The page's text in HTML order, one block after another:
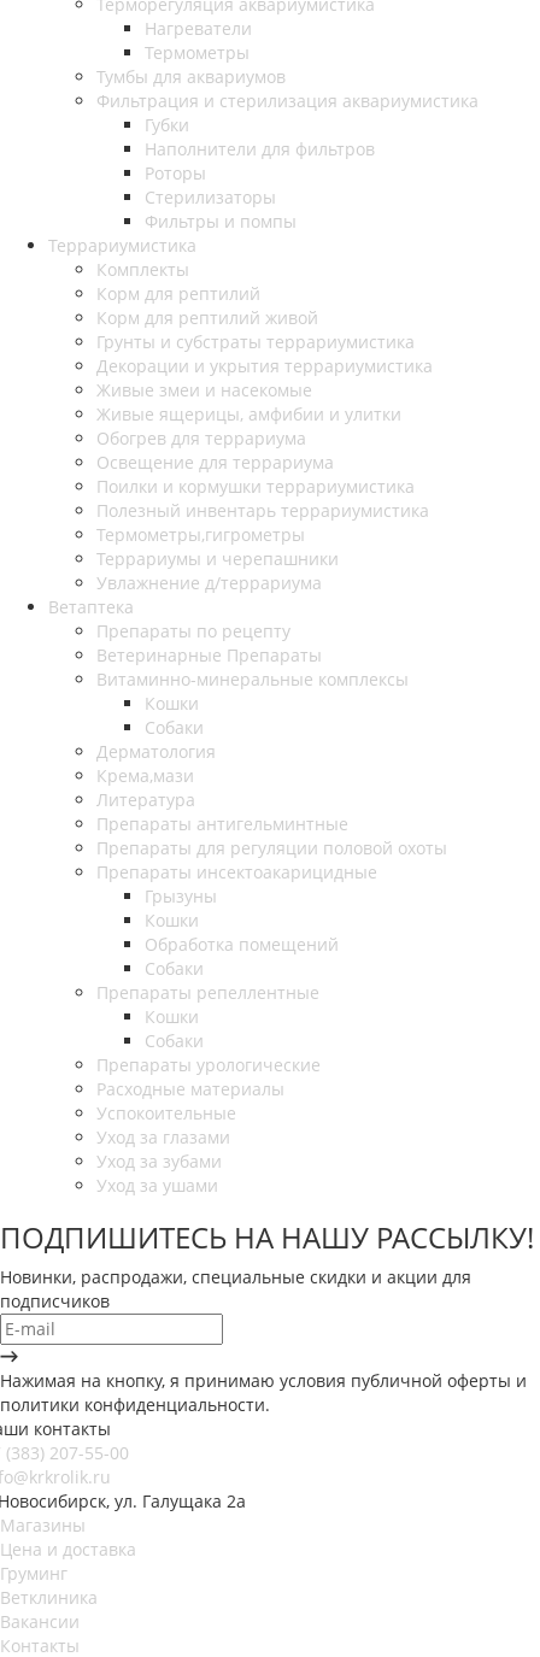
Нагреватели
Термометры
Тумбы для аквариумов
Фильтрация и стерилизация аквариумистика
Губки
Наполнители для фильтров
Роторы
Стерилизаторы
Фильтры и помпы
Террариумистика
Комплекты
Корм для рептилий
Корм для рептилий живой
Грунты и субстраты террариумистика
Декорации и укрытия террариумистика
Живые змеи и насекомые
Живые ящерицы, амфибии и улитки
Обогрев для террариума
Освещение для террариума
Поилки и кормушки террариумистика
Полезный инвентарь террариумистика
Термометры,гигрометры
Террариумы и черепашники
Увлажнение д/террариума
Ветаптека
Препараты по рецепту
Ветеринарные Препараты
Витаминно-минеральные комплексы
Кошки
Собаки
Дерматология
Крема,мази
Литература
Препараты антигельминтные
Препараты для регуляции половой охоты
Препараты инсектоакарицидные
Грызуны
Кошки
Обработка помещений
Собаки
Препараты репеллентные
Кошки
Собаки
Препараты урологические
Расходные материалы
Успокоительные
Уход за глазами
Уход за зубами
Уход за ушами
ПОДПИШИТЕСЬ НА НАШУ РАССЫЛКУ!
Новинки, распродажи, специальные скидки и акции для
подписчиков
Нажимая на кнопку, я принимаю условия публичной оферты и
политики конфиденциальности.
контакты
(383) 207-55-00
ул. Галущака 2а
Магазины
Цена и доставка
Груминг
Ветклиника
Вакансии
Контакты